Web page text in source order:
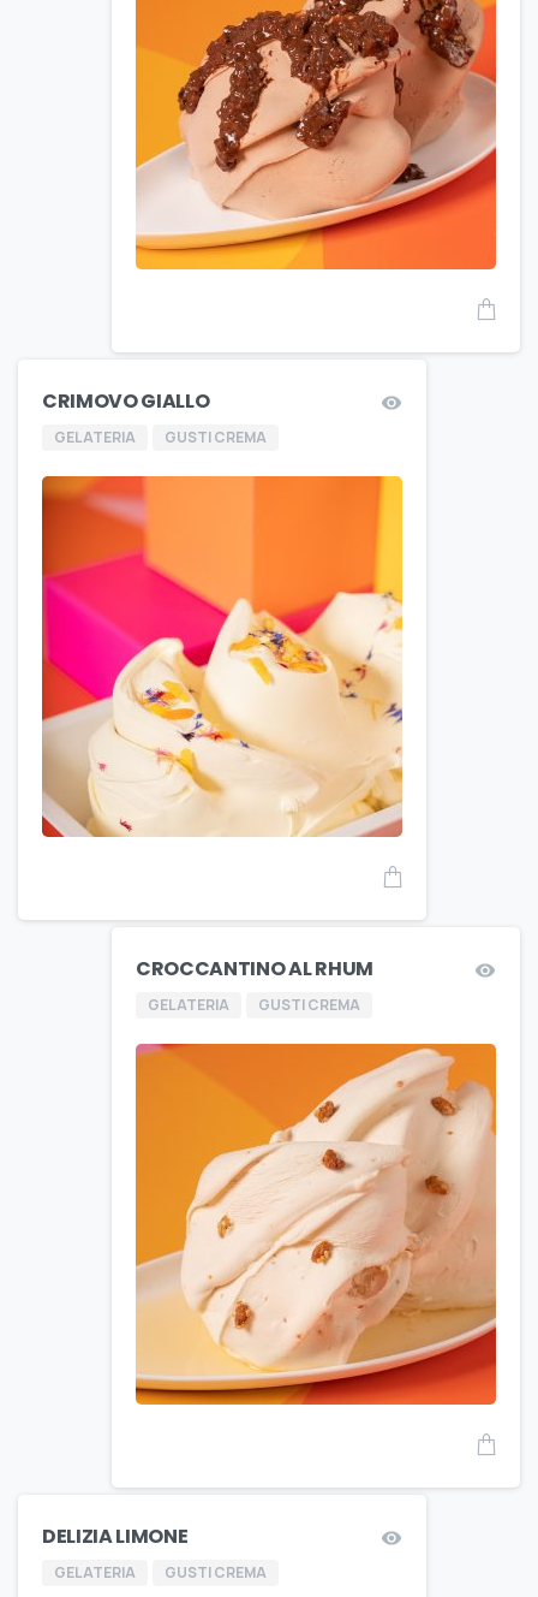
CRIMOVO GIALLO
GELATERIA GUSTI CREMA
CROCCANTINO AL RHUM
GELATERIA GUSTI CREMA
DELIZIA LIMONE
GELATERIA GUSTI CREMA